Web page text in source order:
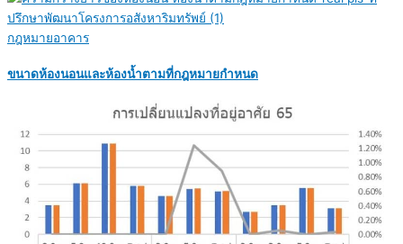
กฎหมายอาคาร
ขนาดห้องนอนและห้องน้ำตามที่กฎหมายกำหนด